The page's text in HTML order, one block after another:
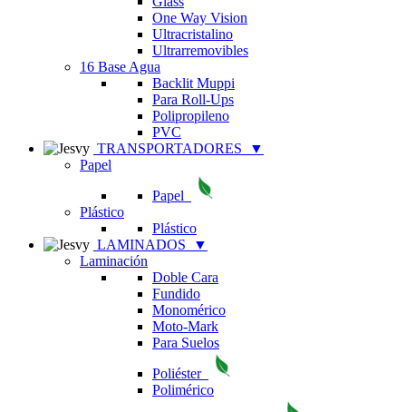
One Way Vision
Ultracristalino
Ultrarremovibles
16 Base Agua
Backlit Muppi
Para Roll-Ups
Polipropileno
PVC
TRANSPORTADORES
▼
Papel
Papel
Plástico
Plástico
LAMINADOS
▼
Laminación
Doble Cara
Fundido
Monomérico
Moto-Mark
Para Suelos
Poliéster
Polimérico